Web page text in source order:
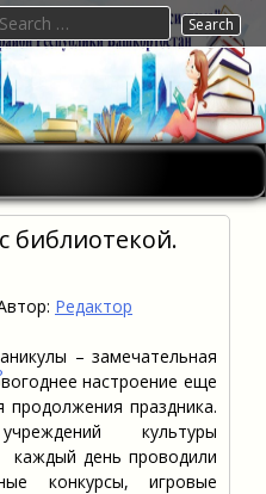
библиотекой.
Редактор
– замечательная
настроение еще
продолжения праздника.
культуры
каждый день проводили
конкурсы, игровые